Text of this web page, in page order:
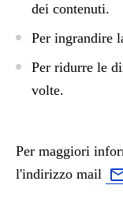
dei contenuti.
Per ingrandire
Per ridurre le
volte.
Per maggiori
l'indirizzo mail